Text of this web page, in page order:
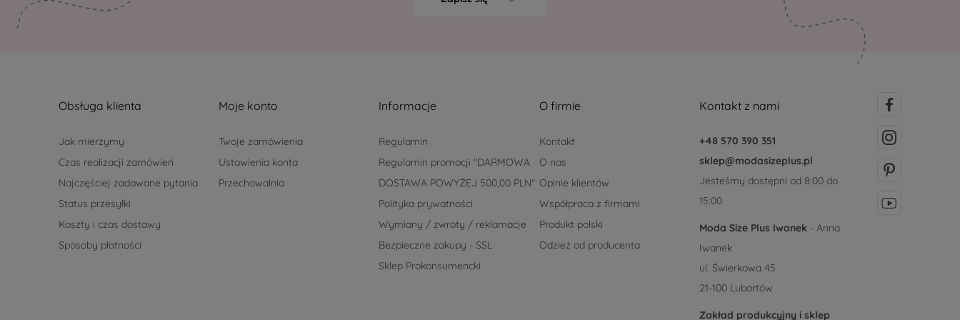
Obsługa klienta
Jak mierzymy
Czas realizacji zamówień
Najczęściej zadawane pytania
Status przesyłki
Koszty i czas dostawy
Sposoby płatności
Moje konto
Twoje zamówienia
Ustawienia konta
Przechowalnia
Informacje
Regulamin
Regulamin promocji "DARMOWA
DOSTAWA POWYŻEJ 500,00 PLN"
Polityka prywatności
Wymiany / zwroty / reklamacje
Bezpieczne zakupy - SSL
Sklep Prokonsumencki
O firmie
Kontakt
O nas
Opinie klientów
Współpraca z firmami
Produkt polski
Odzież od producenta
Kontakt z nami
+48 570 390 351
sklep@modasizeplus.pl
Jesteśmy dostępni od 8:00 do
15:00
Moda Size Plus Iwanek - Anna
Iwanek
ul. Świerkowa 45
21-100 Lubartów
Zakład produkcyjny i sklep